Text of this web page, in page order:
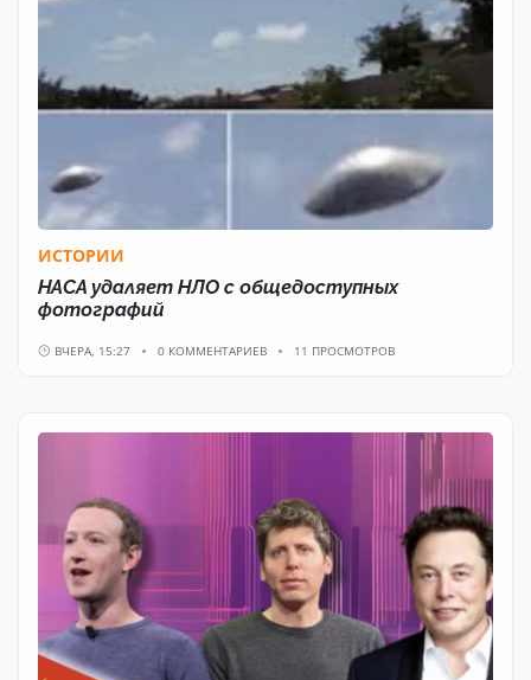
ИСТОРИИ
НАСА удаляет НЛО с общедоступных
фотографий
ВЧЕРА, 15:27 0 КОММЕНТАРИЕВ 11 ПРОСМОТРОВ